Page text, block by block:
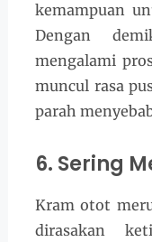
kemampuan
Dengan
mengalami
muncul rasa
parah
6. Sering
Kram otot
dirasakan